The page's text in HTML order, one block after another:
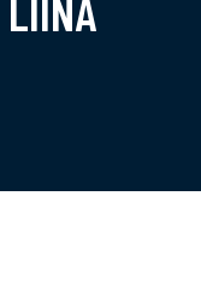
LIINA